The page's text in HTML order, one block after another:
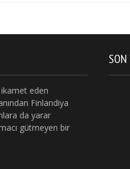
ikamet eden
Finlandiya
da yarar
gütmeyen bir